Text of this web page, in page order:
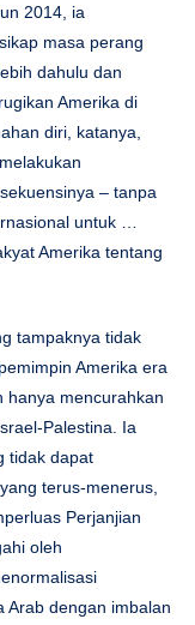
2014, ia
masa perang
dahulu dan
Amerika di
diri, katanya,
– tanpa
untuk …
Amerika tentang
tampaknya tidak
Amerika era
hanya mencurahkan
Palestina. Ia
tidak dapat
terus-menerus,
Perjanjian
oleh
Arab dengan imbalan